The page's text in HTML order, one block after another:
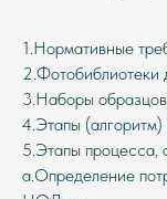
1.Нормативные
2.Фотобиблиотеки
3.Наборы
4.Этапы
5.Этапы процесса,
a.Определение